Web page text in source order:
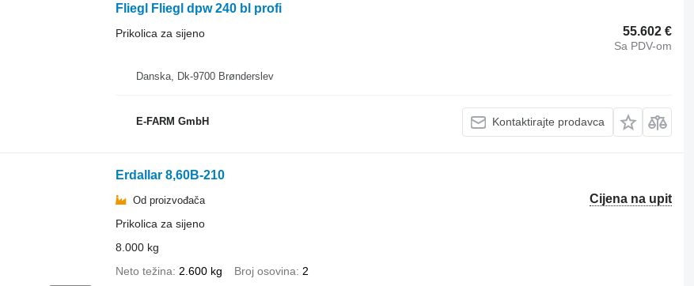
Fliegl Fliegl dpw 240 bl profi
55.602 €
Sa PDV-om
Prikolica za sijeno
Danska, Dk-9700 Brønderslev
E-FARM GmbH Kontaktirajte prodavca
Erdallar 8,60B-210
Cijena na upit
Od proizvođača
Prikolica za sijeno
8.000 kg
Neto težina
2.600 kg Broj osovina 2